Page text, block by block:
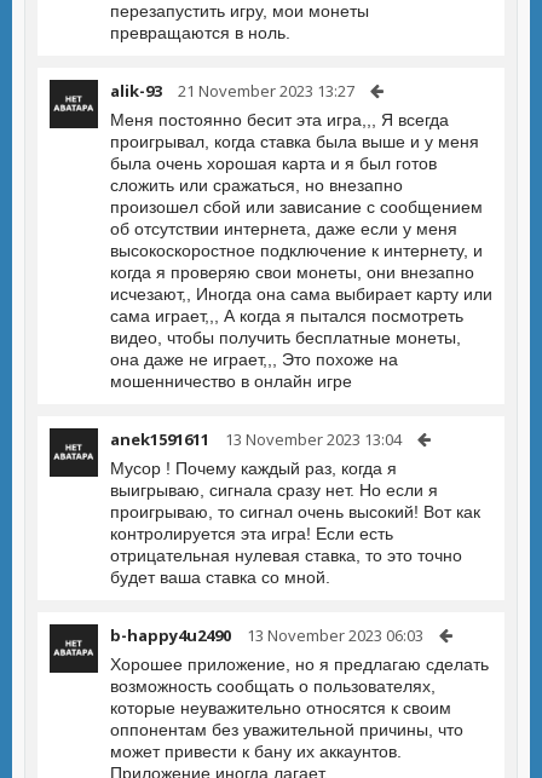
перезапустить игру, мои монеты
превращаются в ноль.
alik-93 21 November 2023 13:27
Меня постоянно бесит эта игра,,, Я всегда
проигрывал, когда ставка была выше и у меня
была очень хорошая карта и я был готов
сложить или сражаться, но внезапно
произошел сбой или зависание с сообщением
об отсутствии интернета, даже если у меня
высокоскоростное подключение к интернету, и
когда я проверяю свои монеты, они внезапно
исчезают,, Иногда она сама выбирает карту или
сама играет,,, А когда я пытался посмотреть
видео, чтобы получить бесплатные монеты,
она даже не играет,,, Это похоже на
мошенничество в онлайн игре
anek1591611 13 November 2023 13:04
Мусор ! Почему каждый раз, когда я
выигрываю, сигнала сразу нет. Но если я
проигрываю, то сигнал очень высокий! Вот как
контролируется эта игра! Если есть
отрицательная нулевая ставка, то это точно
будет ваша ставка со мной.
b-happy4u2490 13 November 2023 06:03
Хорошее приложение, но я предлагаю сделать
возможность сообщать о пользователях,
которые неуважительно относятся к своим
оппонентам без уважительной причины, что
может привести к бану их аккаунтов.
Приложение иногда лагает.